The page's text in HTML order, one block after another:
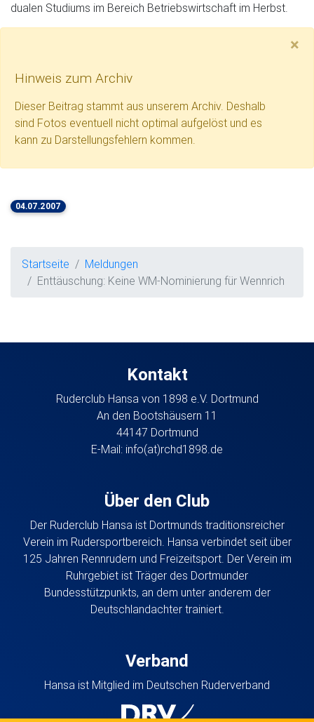
dualen Studiums im Bereich Betriebswirtschaft im Herbst.
×
Hinweis zum Archiv
Dieser Beitrag stammt aus unserem Archiv. Deshalb
sind Fotos eventuell nicht optimal aufgelöst und es
kann zu Darstellungsfehlern kommen.
04.07.2007
Startseite
Meldungen
Enttäuschung: Keine WM-Nominierung für Wennrich
Kontakt
Ruderclub Hansa von 1898 e.V. Dortmund
An den Bootshäusern 11
44147 Dortmund
E-Mail: info(at)rchd1898.de
Über den Club
Der Ruderclub Hansa ist Dortmunds traditionsreicher
Verein im Rudersportbereich. Hansa verbindet seit über
125 Jahren Rennrudern und Freizeitsport. Der Verein im
Ruhrgebiet ist Träger des Dortmunder
Bundesstützpunkts, an dem unter anderem der
Deutschlandachter trainiert.
Verband
Hansa ist Mitglied im Deutschen Ruderverband